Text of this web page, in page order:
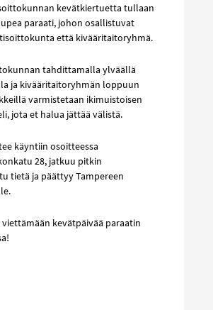
kevätkiertuetta tullaan
paraati, johon osallistuvat
että kivääritaitoryhmä.
tahdittamalla ylväällä
ja kivääritaitoryhmän loppuun
varmistetaan ikimuistoisen
jota et halua jättää välistä.
käyntiin osoitteessa
28, jatkuu pitkin
tietä ja päättyy Tampereen
kevätpäivää paraatin